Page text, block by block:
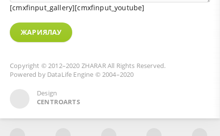
[cmxfinput_gallery][cmxfinput_youtube]
ЖАРИЯЛАУ
Copyright © 2012–2020 ZHARARAll Rights Reserved.
Powered by DataLife Engine © 2004–2020
Design
CENTROARTS